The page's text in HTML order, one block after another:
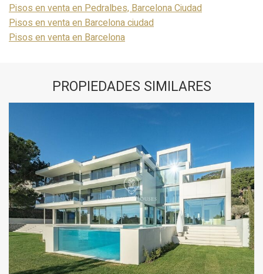
Pisos en venta en Pedralbes, Barcelona Ciudad
Pisos en venta en Barcelona ciudad
Pisos en venta en Barcelona
PROPIEDADES SIMILARES